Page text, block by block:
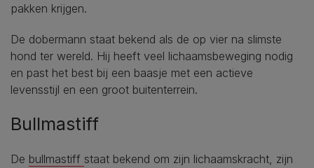
pakken krijgen.
De dobermann staat bekend als de op vier na slimste
hond ter wereld. Hij heeft veel lichaamsbeweging nodig
en past het best bij een baasje met een actieve
levensstijl en een groot buitenterrein.
Bullmastiff
De bullmastiff staat bekend om zijn lichaamskracht, zijn